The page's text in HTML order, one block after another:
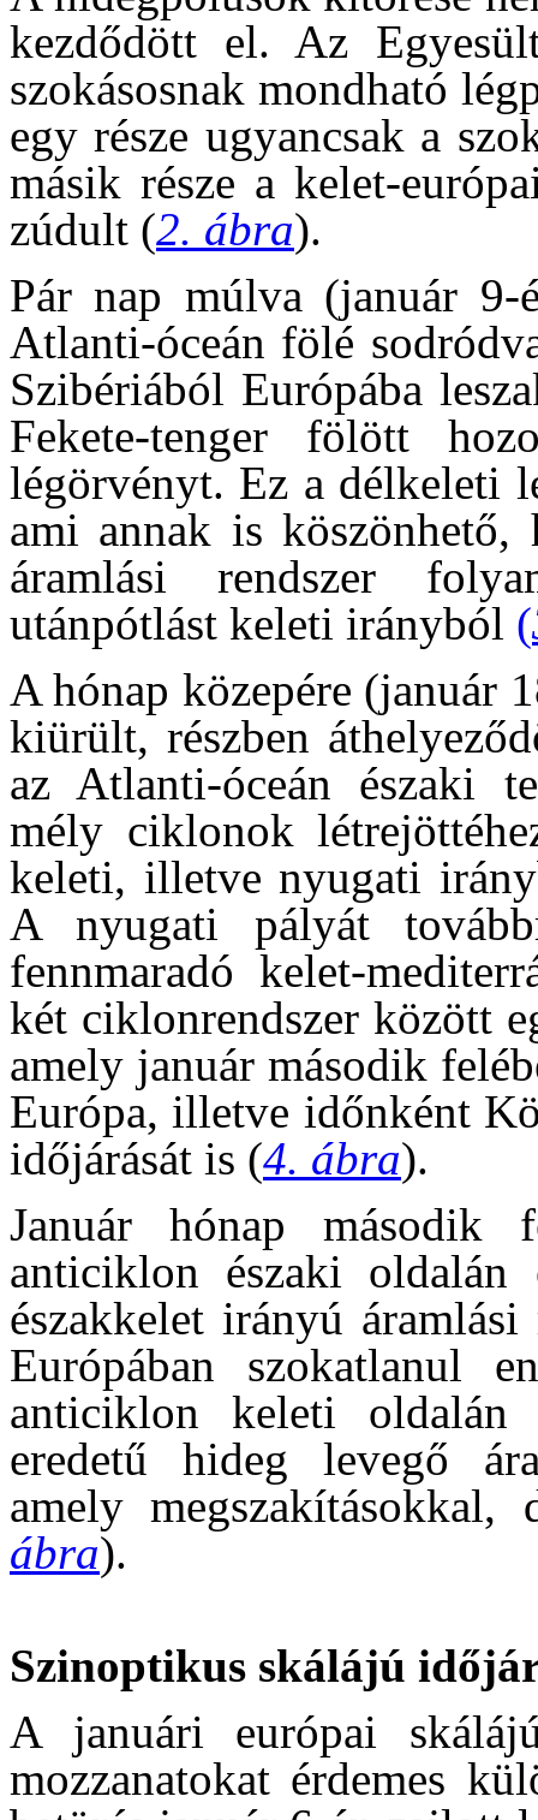
kezdődött el. Az
szokásosnak mondható
egy része ugyancsak a
másik része a kelet-
zúdult (2. ábra).
Pár nap múlva (január
Atlanti-óceán fölé
Szibériából Európába
Fekete-tenger fölött
légörvényt. Ez a délkeleti
ami annak is
áramlási rendszer
utánpótlást keleti irányból (
A hónap közepére (január
kiürült, részben
az Atlanti-óceán északi
mély ciklonok
keleti, illetve nyugati
A nyugati pályát
fennmaradó kelet-
két ciklonrendszer között
amely január második
Európa, illetve időnként
időjárását is (4. ábra).
Január hónap második
anticiklon északi oldalán
északkelet irányú
Európában szokatlanul
anticiklon keleti
eredetű hideg levegő
amely
ábra).
Szinoptikus skálájú
A januári európai
mozzanatokat érdemes